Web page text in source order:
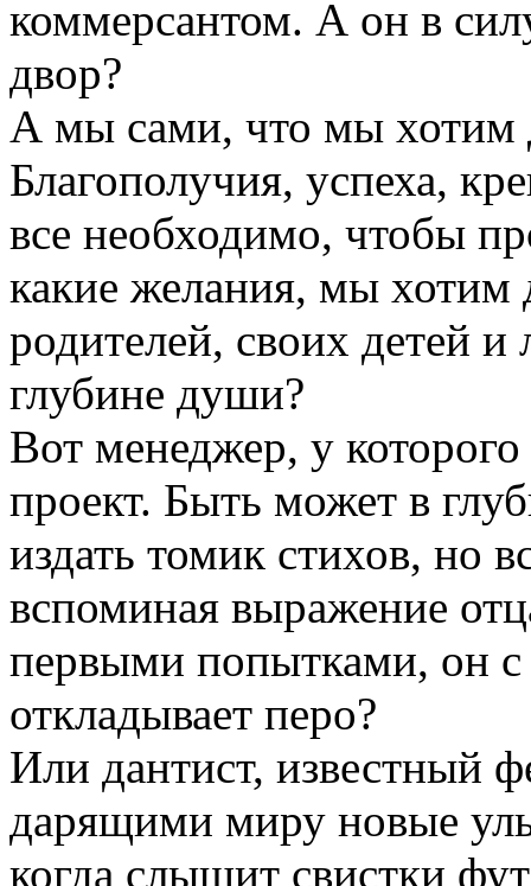
коммерсантом. А он в
двор?
А мы сами, что мы хотим
Благополучия, успеха,
все необходимо, чтобы
какие желания, мы хотим
родителей, своих детей
глубине души?
Вот менеджер, у
проект. Быть может в
издать томик стихов, но
вспоминая выражение
первыми попытками, он с
откладывает перо?
Или дантист, известный
дарящими миру новые
когда слышит свистки